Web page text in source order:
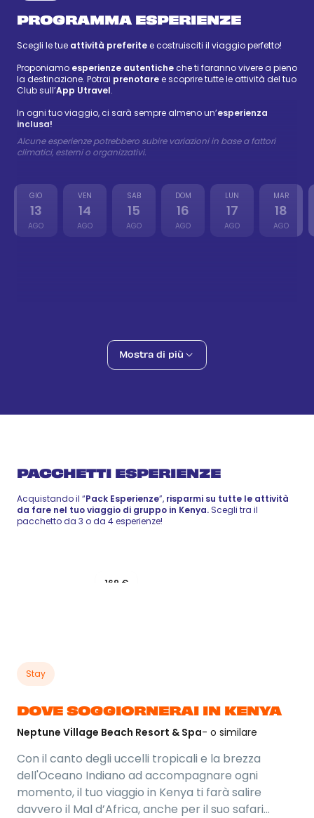
PROGRAMMA ESPERIENZE
Scegli le tue attività preferitee costruisciti il viaggio perfetto!
Proponiamo esperienze autenticheche ti faranno vivere a pieno
la destinazione. Potrai prenotaree scoprire tutte le attività del tuo
Club sull’App Utravel.
In ogni tuo viaggio, ci sarà sempre almeno un’esperienza
inclusa!
Alcune esperienze potrebbero subire variazioni in base a fattori
climatici, esterni o organizzativi.
GIO
13
AGO
VEN
14
AGO
SAB
15
AGO
DOM
16
AGO
LUN
17
AGO
MAR
18
AGO
Safari Tzavo Ovest- Taita Hills - Giorno 1
Mostra di più
PACCHETTI ESPERIENZE
Acquistando il “Pack Esperienze”, risparmi su tutte le attività
da fare nel tuo viaggio di gruppo in Kenya. Scegli tra il
pacchetto da 3 o da 4 esperienze!
169 €
Stay
DOVE SOGGIORNERAI IN KENYA
Neptune Village Beach Resort & Spa- o similare
Con il canto degli uccelli tropicali e la brezza
dell'Oceano Indiano ad accompagnare ogni
momento, il tuo viaggio in Kenya ti farà salire
davvero il Mal d’Africa, anche per il suo safari